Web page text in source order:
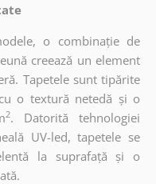
o combinație de
creează un element
Tapetele sunt tipărite
o textură netedă și o
2. Datorită tehnologiei
UV-led, tapetele se
la suprafață și o